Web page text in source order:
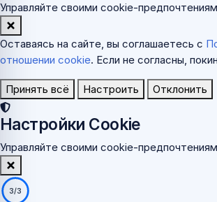
Управляйте своими cookie-
Оставаясь на сайте, вы соглашаетесь с
отношении cookie. Если не согласны,
Принять всё Настроить Отклонить
Настройки Cookie
Управляйте своими cookie-
3/3